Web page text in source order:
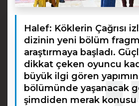
Halef: Köklerin Çağrısı
dizinin yeni bölüm
araştırmaya başladı.
dikkat çeken oyuncu
büyük ilgi gören
bölümünde yaşanacak
şimdiden merak konusu